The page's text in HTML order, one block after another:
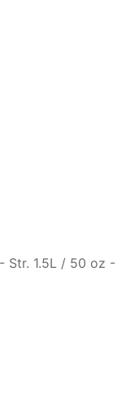
Str. 1.5L / 50 oz -